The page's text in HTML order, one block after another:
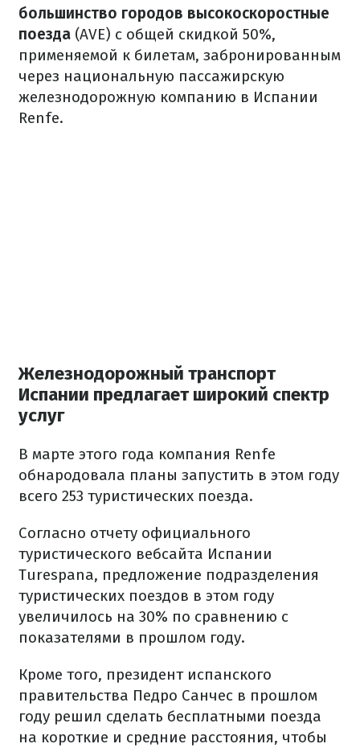
большинство городов высокоскоростные
поезда (AVE) с общей скидкой 50%,
применяемой к билетам, забронированным
через национальную пассажирскую
железнодорожную компанию в Испании
Renfe.
Железнодорожный транспорт
Испании предлагает широкий спектр
услуг
В марте этого года компания Renfe
обнародовала планы запустить в этом году
всего 253 туристических поезда.
Согласно отчету официального
туристического вебсайта Испании
Turespana, предложение подразделения
туристических поездов в этом году
увеличилось на 30% по сравнению с
показателями в прошлом году.
Кроме того, президент испанского
правительства Педро Санчес в прошлом
году решил сделать бесплатными поезда
на короткие и средние расстояния, чтобы